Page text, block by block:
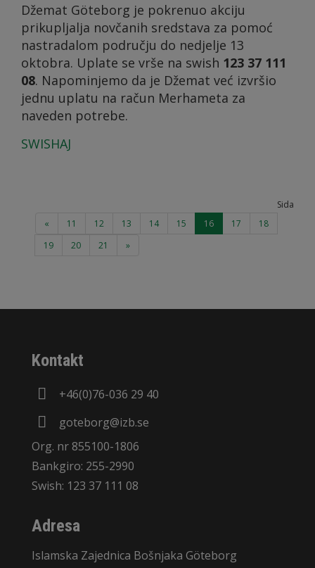
Džemat Göteborg je pokrenuo akciju
prikupljalja novčanih sredstava za pomoć
nastradalom području do nedjelje 13
oktobra. Uplate se vrše na swish 123 37 111
08. Napominjemo da je Džemat već izvršio
jednu uplatu na račun Merhameta za
naveden potrebe.
SWISHAJ
Sida
«
11 12 13 14 15 16 17
18
19
20 21 »
Kontakt
+46(0)76-036 29 40
goteborg@izb.se
Org. nr 855100-1806
Bankgiro: 255-2990
Swish: 123 37 111 08
Adresa
Islamska Zajednica Bošnjaka Göteborg